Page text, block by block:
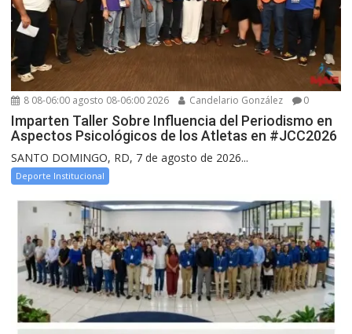
8 08-06:00 agosto 08-06:00 2026 Candelario González 0
Imparten Taller Sobre Influencia del Periodismo en
Aspectos Psicológicos de los Atletas en #JCC2026
SANTO DOMINGO, RD, 7 de agosto de 2026...
Deporte Institucional